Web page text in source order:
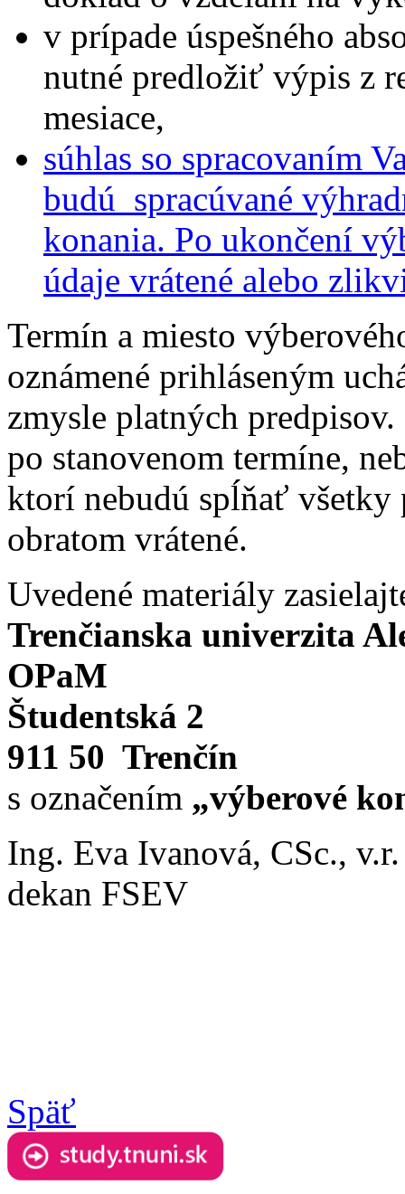
v prípade úspešného
nutné predložiť výpis z
mesiace,
súhlas so spracovaním
budú spracúvané
konania. Po ukončení
údaje vrátené alebo
Termín a miesto
oznámené prihláseným
zmysle platných
po stanovenom termíne,
ktorí nebudú spĺňať
obratom vrátené.
Uvedené materiály
Trenčianska univerzita
OPaM
Študentská 2
911 50 Trenčín
s označením „výberové
Ing. Eva Ivanová, CSc., v.r.
dekan FSEV
Späť